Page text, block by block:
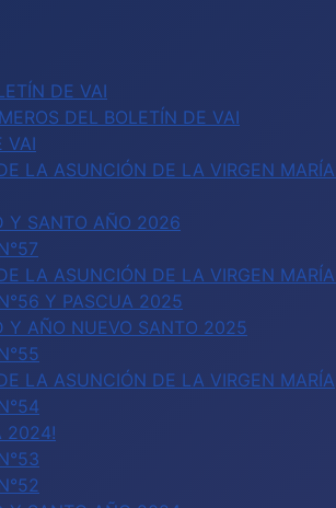
DE VAI
DEL BOLETÍN DE VAI
VAI
LA ASUNCIÓN DE LA VIRGEN
Y SANTO AÑO 2026
LA ASUNCIÓN DE LA VIRGEN
Y PASCUA 2025
Y AÑO NUEVO SANTO 2025
LA ASUNCIÓN DE LA VIRGEN MARÍA
2024!